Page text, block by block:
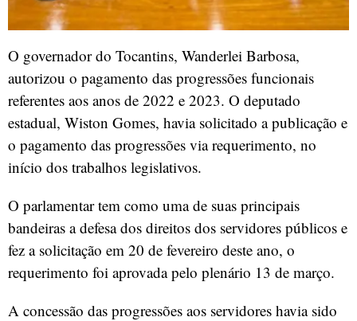
O governador do Tocantins, Wanderlei Barbosa,
autorizou o pagamento das progressões funcionais
referentes aos anos de 2022 e 2023. O deputado
estadual, Wiston Gomes, havia solicitado a publicação e
o pagamento das progressões via requerimento, no
início dos trabalhos legislativos.
O parlamentar tem como uma de suas principais
bandeiras a defesa dos direitos dos servidores públicos e
fez a solicitação em 20 de fevereiro deste ano, o
requerimento foi aprovada pelo plenário 13 de março.
A concessão das progressões aos servidores havia sido